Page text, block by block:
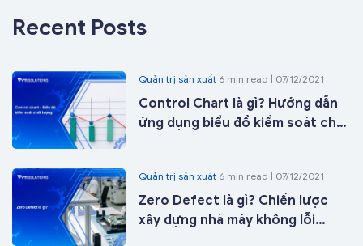
Recent Posts
Quản trị sản xuất 6 min read | 07/12/2021
Control Chart là gì? Hướng dẫn
ứng dụng biểu đồ kiểm soát chất
Quản trị sản xuất 6 min read | 07/12/2021
Zero Defect là gì? Chiến lược
xây dựng nhà máy không lỗi